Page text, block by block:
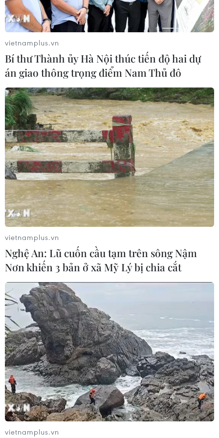
Căng thẳng Trung Đông khiến
chứng khoán châu Á đồng loạt giảm
24/07/2026 09:41
VN-Index mất hơn 13 điểm, nhà đầu
tư vẫn thận trọng trước áp lực bán
24/07/2026 09:35
Xem thêm
CƠ QUAN CHỦ QUẢN: THÔNG TẤN XÃ VIỆT NAM
Tổng Biên tập: TRẦN TIẾN DUẨN
Phó Tổng Biên tập: NGUYỄN THỊ TÁM, KHÚC THANH
THỦY
Sở hữu trí tuệ
Quy định sử dụng
RSS
Hỗ trợ
Ngôn ngữ
TTXVN
Dịch vụ tin
Quảng cáo
Liên hệ
Giấy phép số: 1374/GP-BTTTT do Bộ Thông tin và Truyền thông
vietnamplus.vn
Bí thư Thành ủy Hà Nội thúc tiến độ hai dự
án giao thông trọng điểm Nam Thủ đô
vietnamplus.vn
Nghệ An: Lũ cuốn cầu tạm trên sông Nậm
Nơn khiến 3 bản ở xã Mỹ Lý bị chia cắt
vietnamplus.vn